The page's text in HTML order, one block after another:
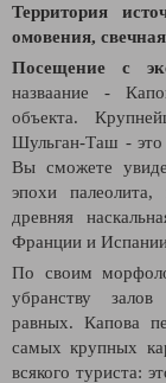
Территория
омовения,
Посещение с
назваание -
объекта.
Шульган-Таш - это
Вы сможете
эпохи
древняя
Франции и
По своим
убранству
равных. Капова
самых крупных
всякого туриста: